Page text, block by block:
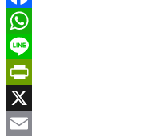
Facebook
WhatsApp
Line
PrintFriendly
X